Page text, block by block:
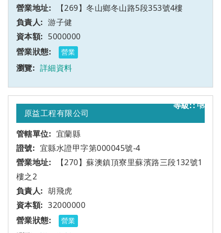
【269】冬山鄉冬山路5段353號4樓
游子健
5000000
營業
詳細資料
8
原益工程有限公司
宜蘭縣
宜縣水證甲字第000045號-4
【270】蘇澳鎮頂寮里蘇濱路三段132號1
樓之2
甲
胡飛虎
32000000
營業